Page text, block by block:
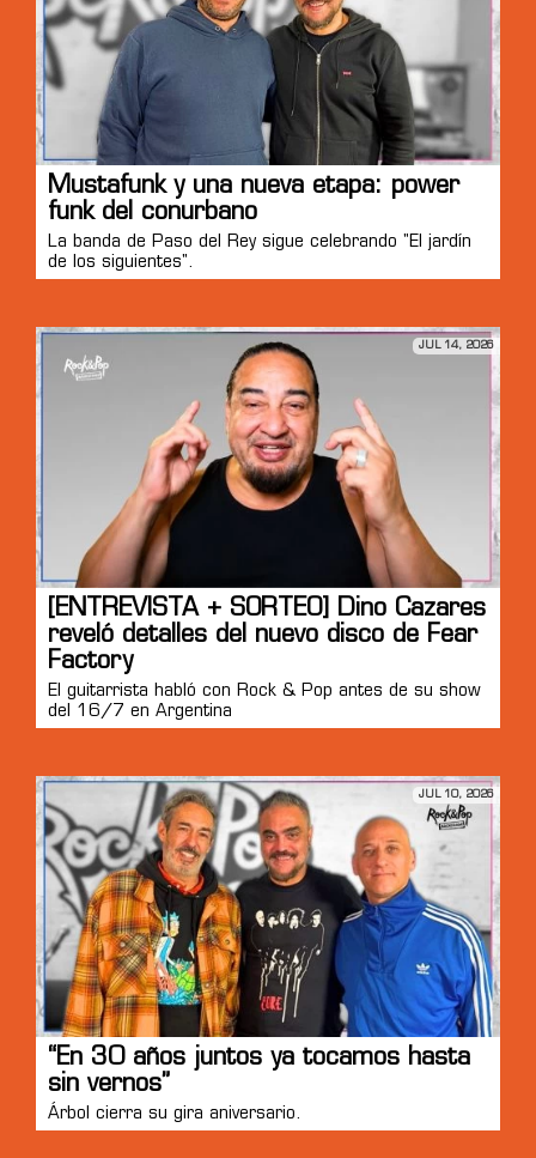
Mustafunk y una nueva etapa: power
funk del conurbano
La banda de Paso del Rey sigue celebrando "El jardín
de los siguientes".
JUL 14, 2026
[ENTREVISTA + SORTEO] Dino Cazares
reveló detalles del nuevo disco de Fear
Factory
El guitarrista habló con Rock & Pop antes de su show
del 16/7 en Argentina
JUL 10, 2026
“En 30 años juntos ya tocamos hasta
sin vernos”
Árbol cierra su gira aniversario.